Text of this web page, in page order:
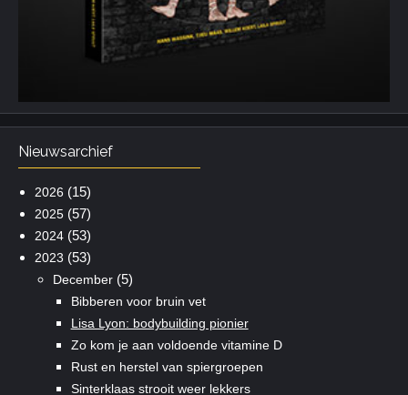
Nieuwsarchief
2026 (15)
2025(57)
2024(53)
2023 (53)
December(5)
Bibberen voor bruin vet
Lisa Lyon: bodybuilding pionier
Zo kom je aan voldoende vitamine D
Rust en herstel van spiergroepen
Sinterklaas strooit weer lekkers